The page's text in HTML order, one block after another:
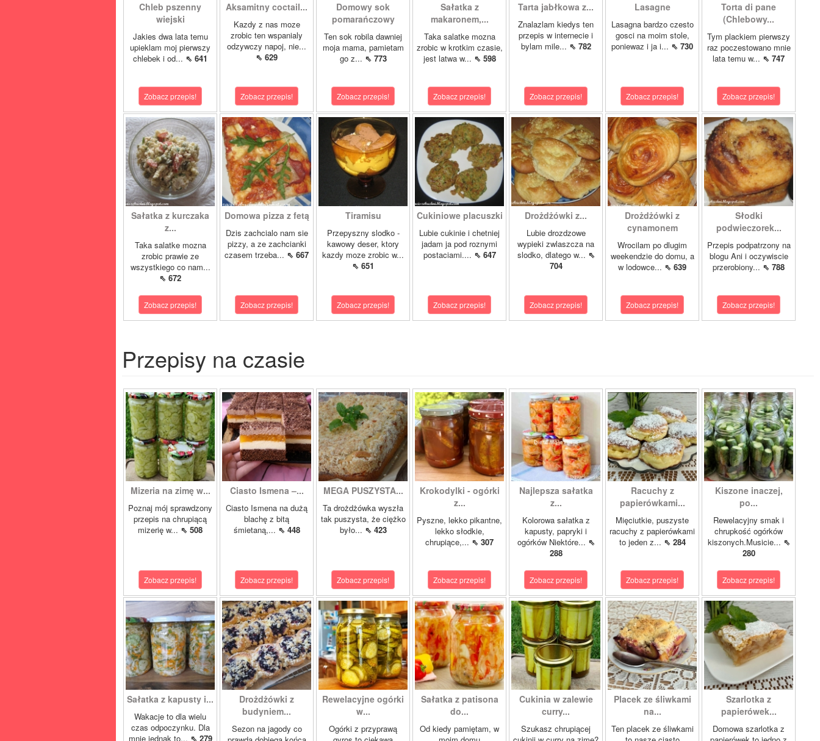
Chleb pszenny
wiejski
Jakies dwa lata temu
upieklam moj pierwszy
chlebek i od... ⇖ 641
Zobacz przepis!
Aksamitny coctail...
Kazdy z nas moze
zrobic ten wspanialy
odzywczy napoj, nie...
⇖ 629
Zobacz przepis!
Domowy sok
pomarańczowy
Ten sok robila dawniej
moja mama, pamietam
go z... ⇖ 773
Zobacz przepis!
Sałatka z
makaronem,...
Taka salatke mozna
zrobic w krotkim czasie,
jest latwa w... ⇖ 598
Zobacz przepis!
Tarta jabłkowa z...
Znalazlam kiedys ten
przepis w internecie i
bylam mile... ⇖ 782
Zobacz przepis!
Lasagne
Lasagna bardzo czesto
gosci na moim stole,
poniewaz i ja i... ⇖ 730
Zobacz przepis!
Torta di pane
(Chlebowy...
Tym plackiem pierwszy
raz poczestowano mnie
lata temu w... ⇖ 747
Zobacz przepis!
Sałatka z kurczaka
z...
Taka salatke mozna
zrobic prawie ze
wszystkiego co nam...
⇖ 672
Zobacz przepis!
Domowa pizza z fetą
Dzis zachcialo nam sie
pizzy, a ze zachcianki
czasem trzeba... ⇖ 667
Zobacz przepis!
Tiramisu
Przepyszny slodko -
kawowy deser, ktory
kazdy moze zrobic w...
⇖ 651
Zobacz przepis!
Cukiniowe placuszki
Lubie cukinie i chetniej
jadam ja pod roznymi
postaciami.... ⇖ 647
Zobacz przepis!
Drożdżówki z...
Lubie drozdzowe
wypieki zwlaszcza na
slodko, dlatego w... ⇖
704
Zobacz przepis!
Drożdżówki z
cynamonem
Wrocilam po dlugim
weekendzie do domu, a
w lodowce... ⇖ 639
Zobacz przepis!
Słodki
podwieczorek...
Przepis podpatrzony na
blogu Ani i oczywiscie
przerobiony... ⇖ 788
Zobacz przepis!
Przepisy na czasie
Mizeria na zimę w...
Poznaj mój sprawdzony
przepis na chrupiącą
mizerię w... ⇖ 508
Zobacz przepis!
Ciasto Ismena –...
Ciasto Ismena na dużą
blachę z bitą
śmietaną,... ⇖ 448
Zobacz przepis!
MEGA PUSZYSTA...
Ta drożdżówka wyszła
tak puszysta, że ciężko
było... ⇖ 423
Zobacz przepis!
Krokodylki - ogórki
z...
Pyszne, lekko pikantne,
lekko słodkie,
chrupiące,... ⇖ 307
Zobacz przepis!
Najlepsza sałatka
z...
Kolorowa sałatka z
kapusty, papryki i
ogórków Niektóre... ⇖
288
Zobacz przepis!
Racuchy z
papierówkami...
Mięciutkie, puszyste
racuchy z papierówkami
to jeden z... ⇖ 284
Zobacz przepis!
Kiszone inaczej,
po...
Rewelacyjny smak i
chrupkość ogórków
kiszonych.Musicie... ⇖
280
Zobacz przepis!
Sałatka z kapusty i...
Wakacje to dla wielu
czas odpoczynku. Dla
mnie jednak to... ⇖ 279
Drożdżówki z
budyniem...
Sezon na jagody co
Rewelacyjne ogórki
w...
Ogórki z przyprawą
Sałatka z patisona
do...
Od kiedy pamiętam, w
Cukinia w zalewie
curry...
Szukasz chrupiącej
Placek ze śliwkami
na...
Ten placek ze śliwkami
Szarlotka z
papierówek...
Domowa szarlotka z